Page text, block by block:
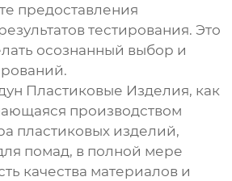
предоставления
тестирования. Это
осознанный выбор и
Пластиковые Изделия, как
производством
пластиковых изделий,
помад, в полной мере
качества материалов и